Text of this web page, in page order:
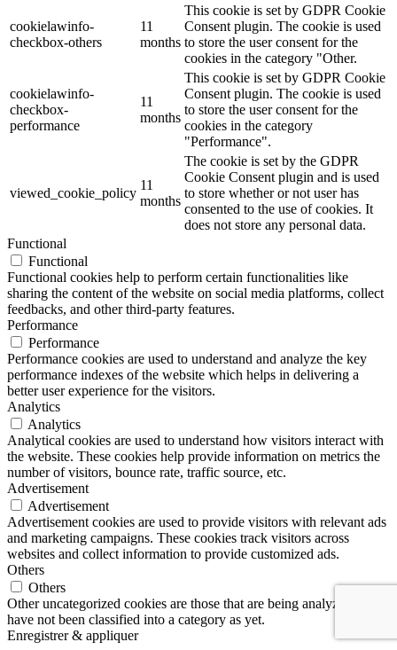
cookielawinfo-
checkbox-others
11
months
This cookie is set by GDPR Cookie
Consent plugin. The cookie is used
to store the user consent for the
cookies in the category "Other.
cookielawinfo-
checkbox-
performance
11
months
This cookie is set by GDPR Cookie
Consent plugin. The cookie is used
to store the user consent for the
cookies in the category
"Performance".
viewed_cookie_policy
11
months
The cookie is set by the GDPR
Cookie Consent plugin and is used
to store whether or not user has
consented to the use of cookies. It
does not store any personal data.
Functional
Functional
Functional cookies help to perform certain functionalities like
sharing the content of the website on social media platforms, collect
feedbacks, and other third-party features.
Performance
Performance
Performance cookies are used to understand and analyze the key
performance indexes of the website which helps in delivering a
better user experience for the visitors.
Analytics
Analytics
Analytical cookies are used to understand how visitors interact with
the website. These cookies help provide information on metrics the
number of visitors, bounce rate, traffic source, etc.
Advertisement
Advertisement
Advertisement cookies are used to provide visitors with relevant ads
and marketing campaigns. These cookies track visitors across
websites and collect information to provide customized ads.
Others
Others
Other uncategorized cookies are those that are being analyzed and
have not been classified into a category as yet.
Enregistrer & appliquer